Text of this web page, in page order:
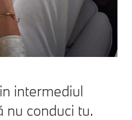
intermediul
nu conduci tu.